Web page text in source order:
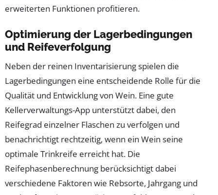
erweiterten Funktionen profitieren.
Optimierung der Lagerbedingungen
und Reifeverfolgung
Neben der reinen Inventarisierung spielen die
Lagerbedingungen eine entscheidende Rolle für die
Qualität und Entwicklung von Wein. Eine gute
Kellerverwaltungs-App unterstützt dabei, den
Reifegrad einzelner Flaschen zu verfolgen und
benachrichtigt rechtzeitig, wenn ein Wein seine
optimale Trinkreife erreicht hat. Die
Reifephasenberechnung berücksichtigt dabei
verschiedene Faktoren wie Rebsorte, Jahrgang und